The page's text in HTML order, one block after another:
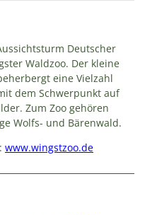
Deutscher
Waldzoo. Der kleine
eine Vielzahl
dem Schwerpunkt auf
Zum Zoo gehören
Wolfs- und Bärenwald.
www.wingstzoo.de